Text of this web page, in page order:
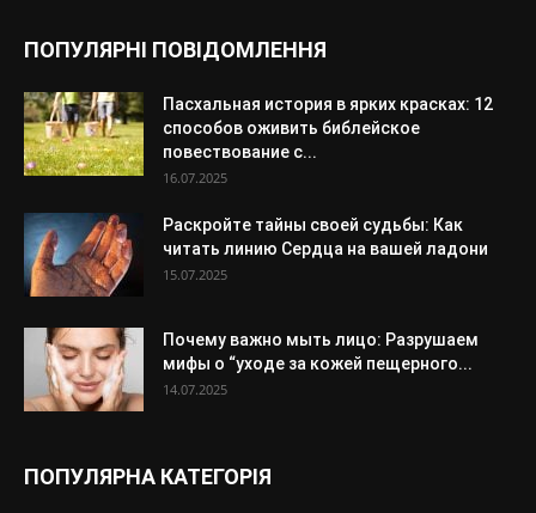
ПОПУЛЯРНІ ПОВІДОМЛЕННЯ
Пасхальная история в ярких красках: 12
способов оживить библейское
повествование с...
16.07.2025
Раскройте тайны своей судьбы: Как
читать линию Сердца на вашей ладони
15.07.2025
Почему важно мыть лицо: Разрушаем
мифы о “уходе за кожей пещерного...
14.07.2025
ПОПУЛЯРНА КАТЕГОРІЯ